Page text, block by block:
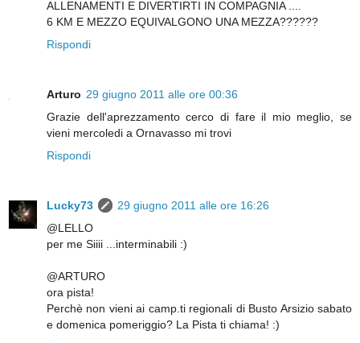
ALLENAMENTI E DIVERTIRTI IN COMPAGNIA ....
6 KM E MEZZO EQUIVALGONO UNA MEZZA??????
Rispondi
Arturo 29 giugno 2011 alle ore 00:36
Grazie dell'aprezzamento cerco di fare il mio meglio, se
vieni mercoledi a Ornavasso mi trovi
Rispondi
Lucky73
29 giugno 2011 alle ore 16:26
@LELLO
per me Siiii ...interminabili :)
@ARTURO
ora pista!
Perchè non vieni ai camp.ti regionali di Busto Arsizio sabato
e domenica pomeriggio? La Pista ti chiama! :)